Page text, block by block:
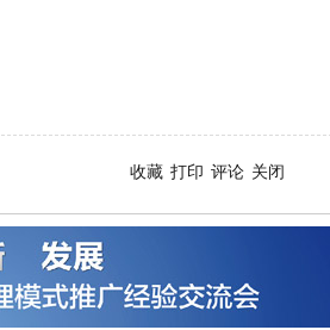
收藏 打印 评论 关闭